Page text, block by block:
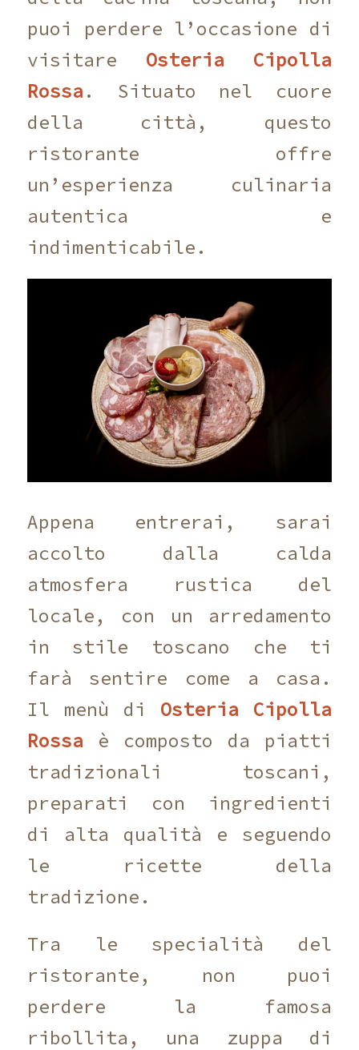
puoi perdere l’occasione di
visitare Osteria Cipolla
Rossa . Situato nel cuore
della città, questo
ristorante offre
un’esperienza culinaria
autentica e
indimenticabile.
Appena entrerai, sarai
accolto dalla calda
atmosfera rustica del
locale, con un arredamento
in stile toscano che ti
farà sentire come a casa.
Il menù di Osteria Cipolla
Rossa è composto da piatti
tradizionali toscani,
preparati con ingredienti
di alta qualità e seguendo
le ricette della
tradizione.
Tra le specialità del
ristorante, non puoi
perdere la famosa
ribollita, una zuppa di